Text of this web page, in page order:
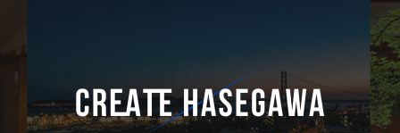
全国へ出張可能なカメラマン
「クリエイト長谷川」の公式ブ
ログ
奈良・関西を中心に活動し、全国へ出
張可能なカメラマンをお探しなら「有
限会社クリエイト長谷川」へ。